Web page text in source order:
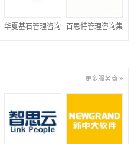
华夏基石管理咨询 百思特管理咨询集
更多服务商